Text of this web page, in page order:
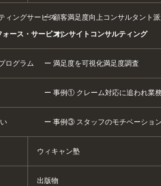
ィングサービス
ォース・サービス）
顧客満足度向上コンサルタント
オンサイトコンサルティング
ログラム 満足度を可視化満足度調査
事例① クレーム対応に追われ業
事例③ スタッフのモチベーショ
ウィキャン塾
出版物